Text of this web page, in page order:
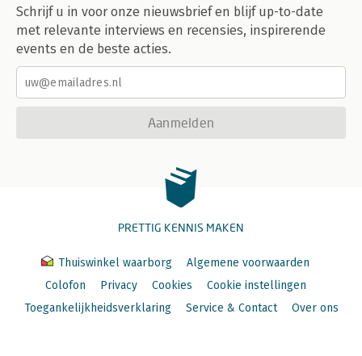
Schrijf u in voor onze nieuwsbrief en blijf up-to-date
met relevante interviews en recensies, inspirerende
events en de beste acties.
Aanmelden
PRETTIG KENNIS MAKEN
Thuiswinkel waarborg
Algemene voorwaarden
Colofon
Privacy Cookies
Cookie instellingen
Toegankelijkheidsverklaring
Service & Contact Over ons